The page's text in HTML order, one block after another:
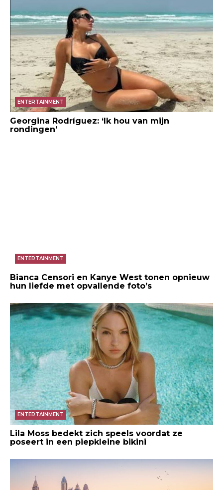
ENTERTAINMENT
Georgina Rodríguez: ‘Ik hou van mijn
rondingen’
ENTERTAINMENT
Bianca Censori en Kanye West tonen opnieuw
hun liefde met opvallende foto’s
ENTERTAINMENT
Lila Moss bedekt zich speels voordat ze
poseert in een piepkleine bikini